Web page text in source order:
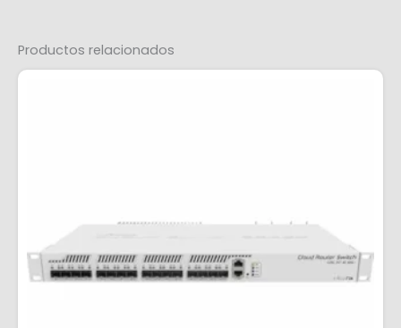
Productos relacionados